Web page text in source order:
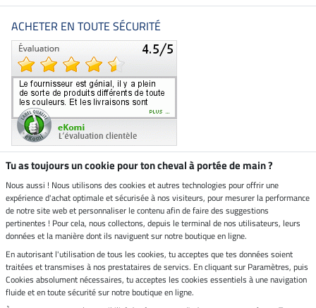
ACHETER EN TOUTE SÉCURITÉ
Boutique climatiquement
neutre
Livraison par
Paiement sécurisé
Tu as toujours un cookie pour ton cheval à portée de main ?
Nous aussi ! Nous utilisons des cookies et autres technologies pour offrir une
expérience d'achat optimale et sécurisée à nos visiteurs, pour mesurer la performance
de notre site web et personnaliser le contenu afin de faire des suggestions
pertinentes ! Pour cela, nous collectons, depuis le terminal de nos utilisateurs, leurs
données et la manière dont ils naviguent sur notre boutique en ligne.
En autorisant l'utilisation de tous les cookies, tu acceptes que tes données soient
traitées et transmises à nos prestataires de servics. En cliquant sur Paramètres, puis
Cookies absolument nécessaires, tu acceptes les cookies essentiels à une navigation
fluide et en toute sécurité sur notre boutique en ligne.